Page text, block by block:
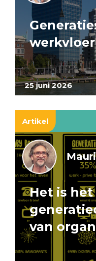
25 juni 2026
werkvloer
Artikel
Het is het
van